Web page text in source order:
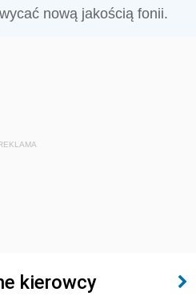
nową jakością fonii.
kierowcy